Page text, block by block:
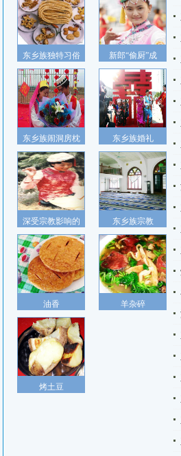
东乡族独特习俗 新郎“偷厨”成
东乡族闹洞房枕 东乡族婚礼
深受宗教影响的 东乡族宗教
油香 羊杂碎
烤土豆